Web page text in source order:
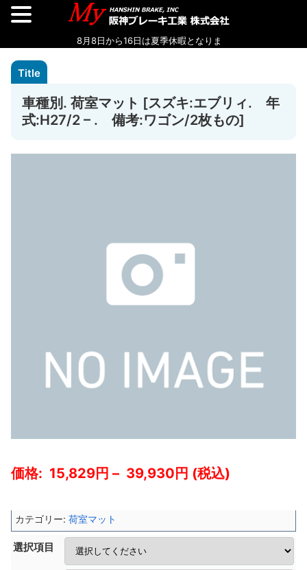
車種別. 荷室マット [スズキ:エブリィ. 年
式:H27/2 – . 備考:ワゴン/2枚もの]
15,829 – 39,930
選択項目
カテゴリー: 荷室マット